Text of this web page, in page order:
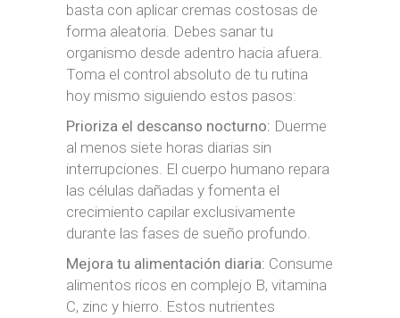
basta con aplicar cremas costosas de
forma aleatoria. Debes sanar tu
organismo desde adentro hacia afuera.
Toma el control absoluto de tu rutina
hoy mismo siguiendo estos pasos:
Prioriza el descanso nocturno: Duerme
al menos siete horas diarias sin
interrupciones. El cuerpo humano repara
las células dañadas y fomenta el
crecimiento capilar exclusivamente
durante las fases de sueño profundo.
Mejora tu alimentación diaria: Consume
alimentos ricos en complejo B, vitamina
C, zinc y hierro. Estos nutrientes